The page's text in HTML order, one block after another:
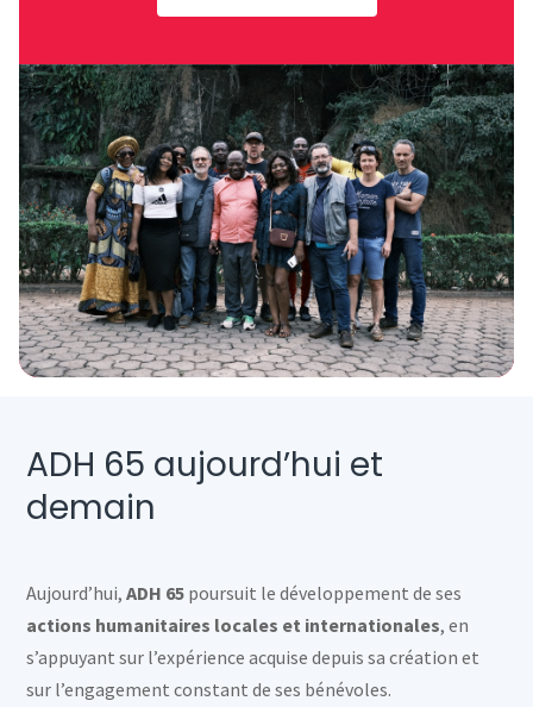
ADH 65 aujourd’hui et
demain
Aujourd’hui,ADH 65 poursuit le développement de ses
actions humanitaires locales et internationales, en
s’appuyant sur l’expérience acquise depuis sa création et
sur l’engagement constant de ses bénévoles.